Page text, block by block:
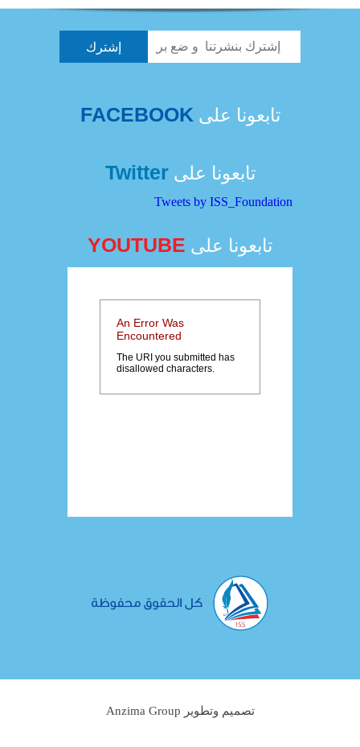
تابعونا علىFACEBOOK
تابعونا علىTwitter
Tweets by ISS_Foundation
تابعونا على YOUTUBE
تصميم وتطوير Anzima Group